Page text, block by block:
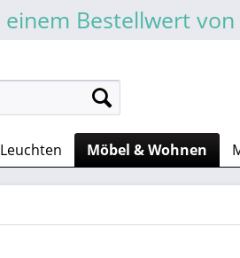
Bestellwert von
Leuchten Möbel & Wohnen